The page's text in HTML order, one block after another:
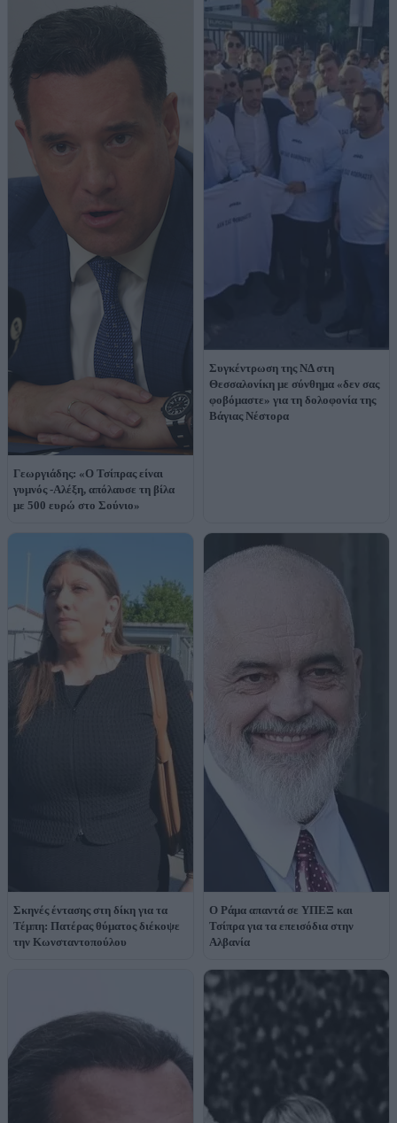
Γεωργιάδης: «Ο Τσίπρας είναι
γυμνός -Αλέξη, απόλαυσε τη βίλα
με 500 ευρώ στο Σούνιο»
Συγκέντρωση της ΝΔ στη
Θεσσαλονίκη με σύνθημα «δεν σας
φοβόμαστε» για τη δολοφονία της
Βάγιας Νέστορα
Σκηνές έντασης στη δίκη για τα
Τέμπη: Πατέρας θύματος διέκοψε
την Κωνσταντοπούλου
Ο Ράμα απαντά σε ΥΠΕΞ και
Τσίπρα για τα επεισόδια στην
Αλβανία